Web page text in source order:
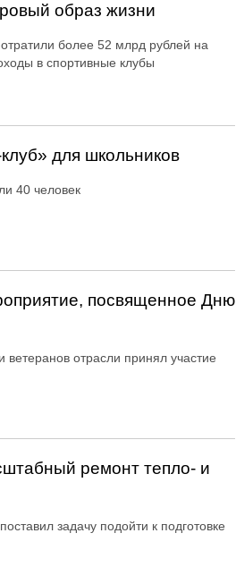
образ жизни
более 52 млрд рублей на
в спортивные клубы
для школьников
40 человек
посвященное Дню
отрасли принял участие
ремонт тепло- и
задачу подойти к подготовке